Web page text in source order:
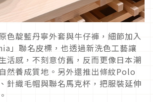
色靛藍丹寧外套與牛仔褲，細節加入
」聯名皮標，也透過新洗色工藝讓
活感，不刻意仿舊，反而更像日本潮
然養成質地。另外還推出條紋Polo
針織毛帽與聯名馬克杯，把服裝延伸